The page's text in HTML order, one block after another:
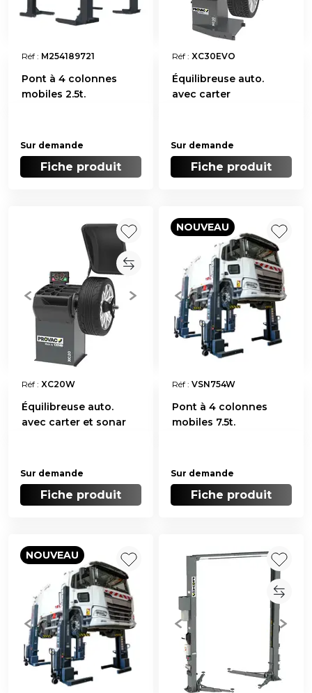
Réf : M254189721
Pont à 4 colonnes
mobiles 2.5t.
Sur demande
Fiche produit
Réf : XC30EVO
Équilibreuse auto.
avec carter
Sur demande
Fiche produit
Réf : XC20W
Équilibreuse auto.
avec carter et sonar
Sur demande
Fiche produit
NOUVEAU
Réf : VSN754W
Pont à 4 colonnes
mobiles 7.5t.
Sur demande
Fiche produit
NOUVEAU